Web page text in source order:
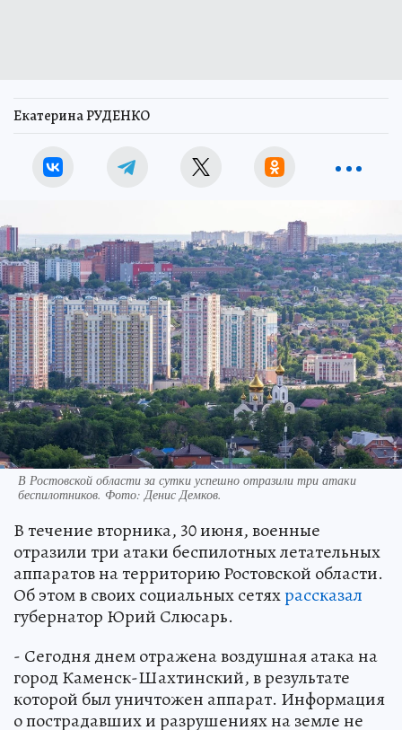
Екатерина РУДЕНКО
В Ростовской области за сутки успешно отразили три атаки
беспилотников. Фото: Денис Демков.
В течение вторника, 30 июня, военные
отразили три атаки беспилотных летательных
аппаратов на территорию Ростовской области.
Об этом в своих социальных сетяхрассказал
губернатор Юрий Слюсарь.
- Сегодня днем отражена воздушная атака на
город Каменск-Шахтинский, в результате
которой был уничтожен аппарат. Информация
о пострадавших и разрушениях на земле не